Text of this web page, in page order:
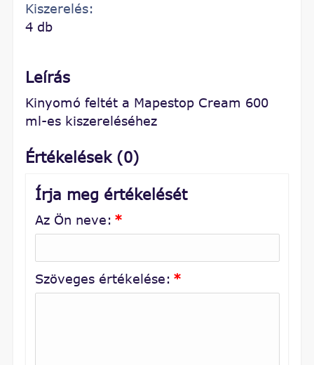
Kiszerelés:
4 db
Leírás
Kinyomó feltét a Mapestop Cream 600
ml-es kiszereléséhez
Értékelések (0)
Írja meg értékelését
Az Ön neve: *
Szöveges értékelése: *